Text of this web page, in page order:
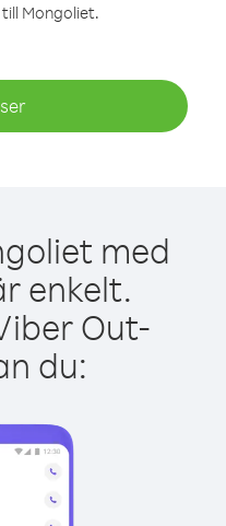
Mongoliet.
med
enkelt.
Out-
du: